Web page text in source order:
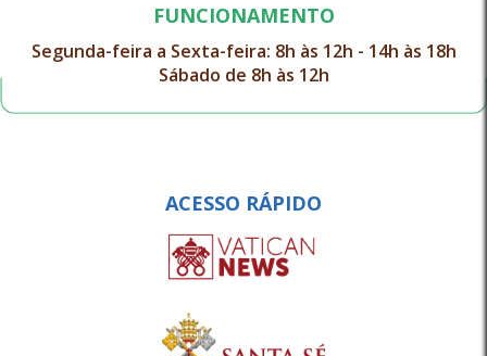
FUNCIONAMENTO
Segunda-feira a Sexta-feira: 8h às 12h - 14h às 18h
Sábado de 8h às 12h
ACESSO RÁPIDO